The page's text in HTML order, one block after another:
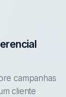
campanhas
cliente